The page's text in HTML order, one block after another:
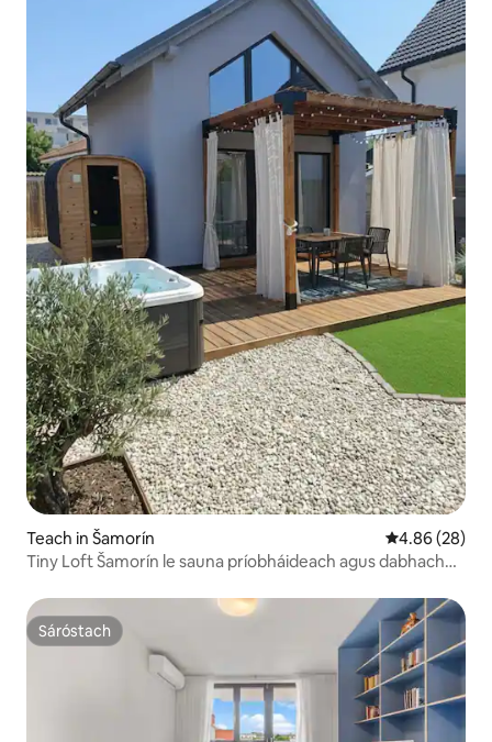
Teach in Šamorín Meánrátáil
4.86 (28)
Tiny Loft Šamorín le sauna príobháideach agus dabhach
Sáróstach
Sáróstach